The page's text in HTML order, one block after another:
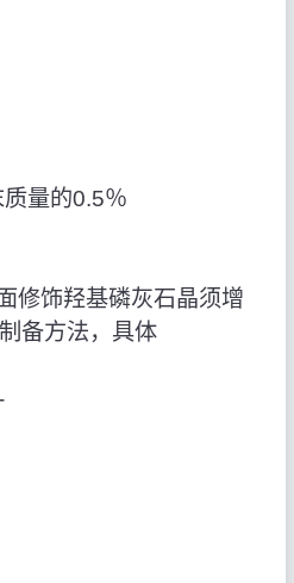
量的0.5％
修饰羟基磷灰石晶须增
备方法，具体